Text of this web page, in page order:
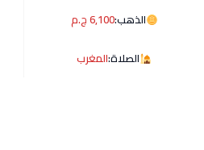
الذهب:6,100 ج.م
الصلاة:المغرب